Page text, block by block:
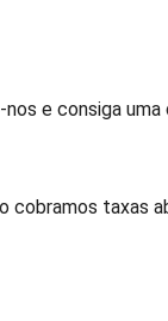
e consiga
cobramos taxas